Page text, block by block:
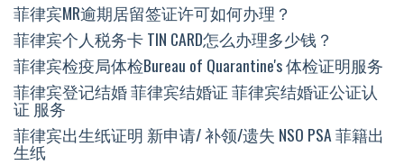
菲律宾MR逾期居留签证许可如何办理？
菲律宾个人税务卡 TIN CARD怎么办理多少钱？
菲律宾检疫局体检Bureau of Quarantine's 体检证明服务
菲律宾登记结婚 菲律宾结婚证 菲律宾结婚证公证认
证 服务
菲律宾出生纸证明 新申请/ 补领/遗失 NSO PSA 菲籍出
生纸